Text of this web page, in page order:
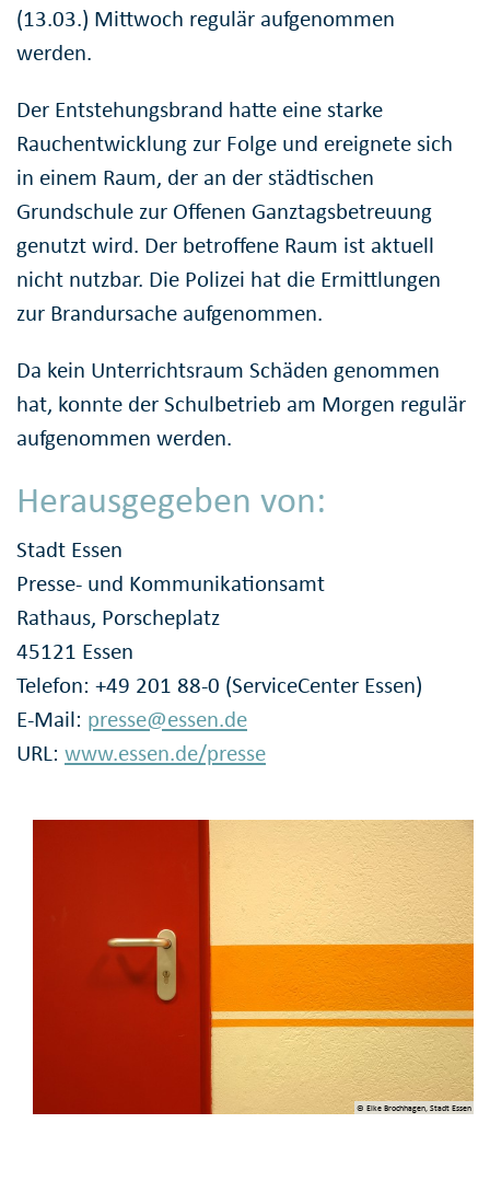
(13.03.) Mittwoch regulär aufgenommen
werden.
Der Entstehungsbrand hatte eine starke
Rauchentwicklung zur Folge und ereignete sich
in einem Raum, der an der städtischen
Grundschule zur Offenen Ganztagsbetreuung
genutzt wird. Der betroffene Raum ist aktuell
nicht nutzbar. Die Polizei hat die Ermittlungen
zur Brandursache aufgenommen.
Da kein Unterrichtsraum Schäden genommen
hat, konnte der Schulbetrieb am Morgen regulär
aufgenommen werden.
Herausgegeben von:
Stadt Essen
Presse- und Kommunikationsamt
Rathaus, Porscheplatz
45121 Essen
Telefon: +49 201 88-0 (ServiceCenter Essen)
E-Mail: presse@essen.de
URL: www.essen.de/presse
© Elke Brochhagen, Stadt Essen